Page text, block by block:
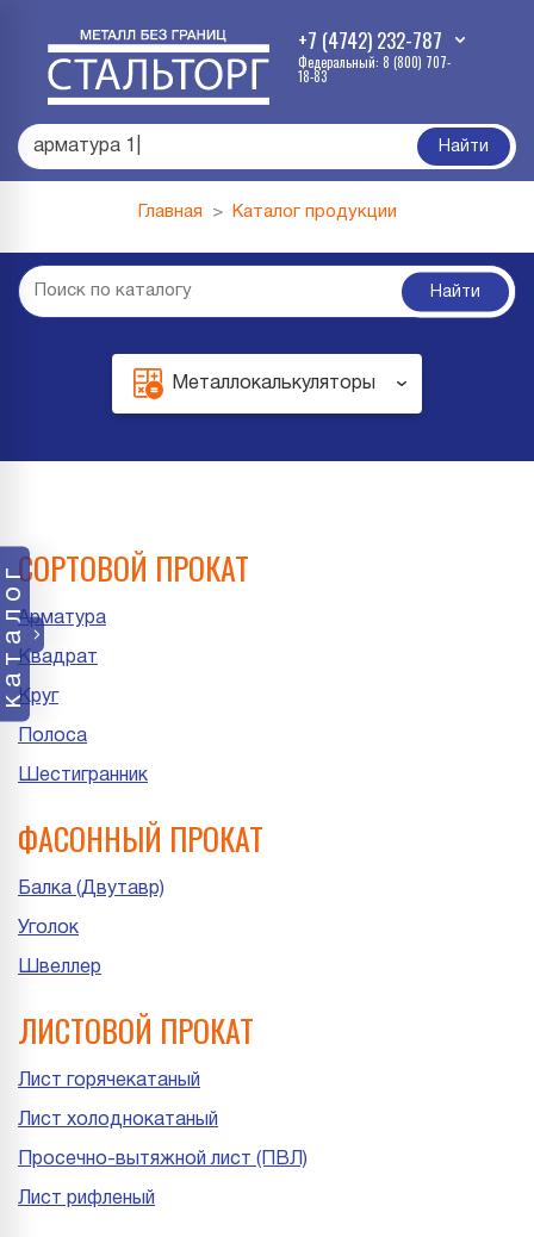
+7 (4742) 232-787
Федеральный: 8 (800) 707-
18-83
ар | Найти
каталог
Главная Каталог продукции
Найти
Металлокалькуляторы
СОРТОВОЙ ПРОКАТ
Арматура
Квадрат
Круг
Полоса
Шестигранник
ФАСОННЫЙ ПРОКАТ
Балка (Двутавр)
Уголок
Швеллер
ЛИСТОВОЙ ПРОКАТ
Лист горячекатаный
Лист холоднокатаный
Просечно-вытяжной лист (ПВЛ)
Лист рифленый